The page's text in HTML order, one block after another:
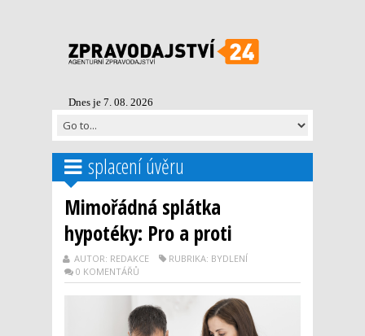
Dnes je 7. 08. 2026
splacení úvěru
Mimořádná splátka
hypotéky: Pro a proti
AUTOR: REDAKCE
RUBRIKA: BYDLENÍ
0 KOMENTÁŘŮ